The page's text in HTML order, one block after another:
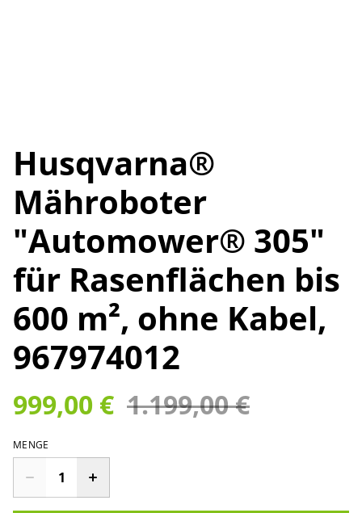
Husqvarna®
Mähroboter
"Automower® 305"
für Rasenflächen bis
600 m², ohne Kabel,
967974012
999,00 € 1.199,00 €
MENGE